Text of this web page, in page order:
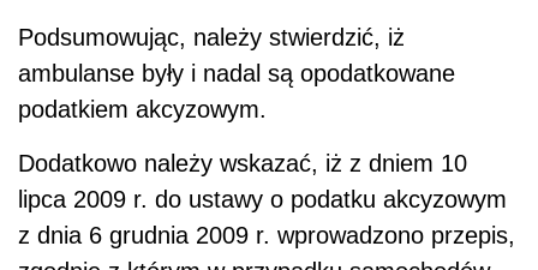
Podsumowując, należy stwierdzić, iż
ambulanse były i nadal są opodatkowane
podatkiem akcyzowym.
Dodatkowo należy wskazać, iż z dniem 10
lipca 2009 r. do ustawy o podatku akcyzowym
z dnia 6 grudnia 2009 r. wprowadzono przepis,